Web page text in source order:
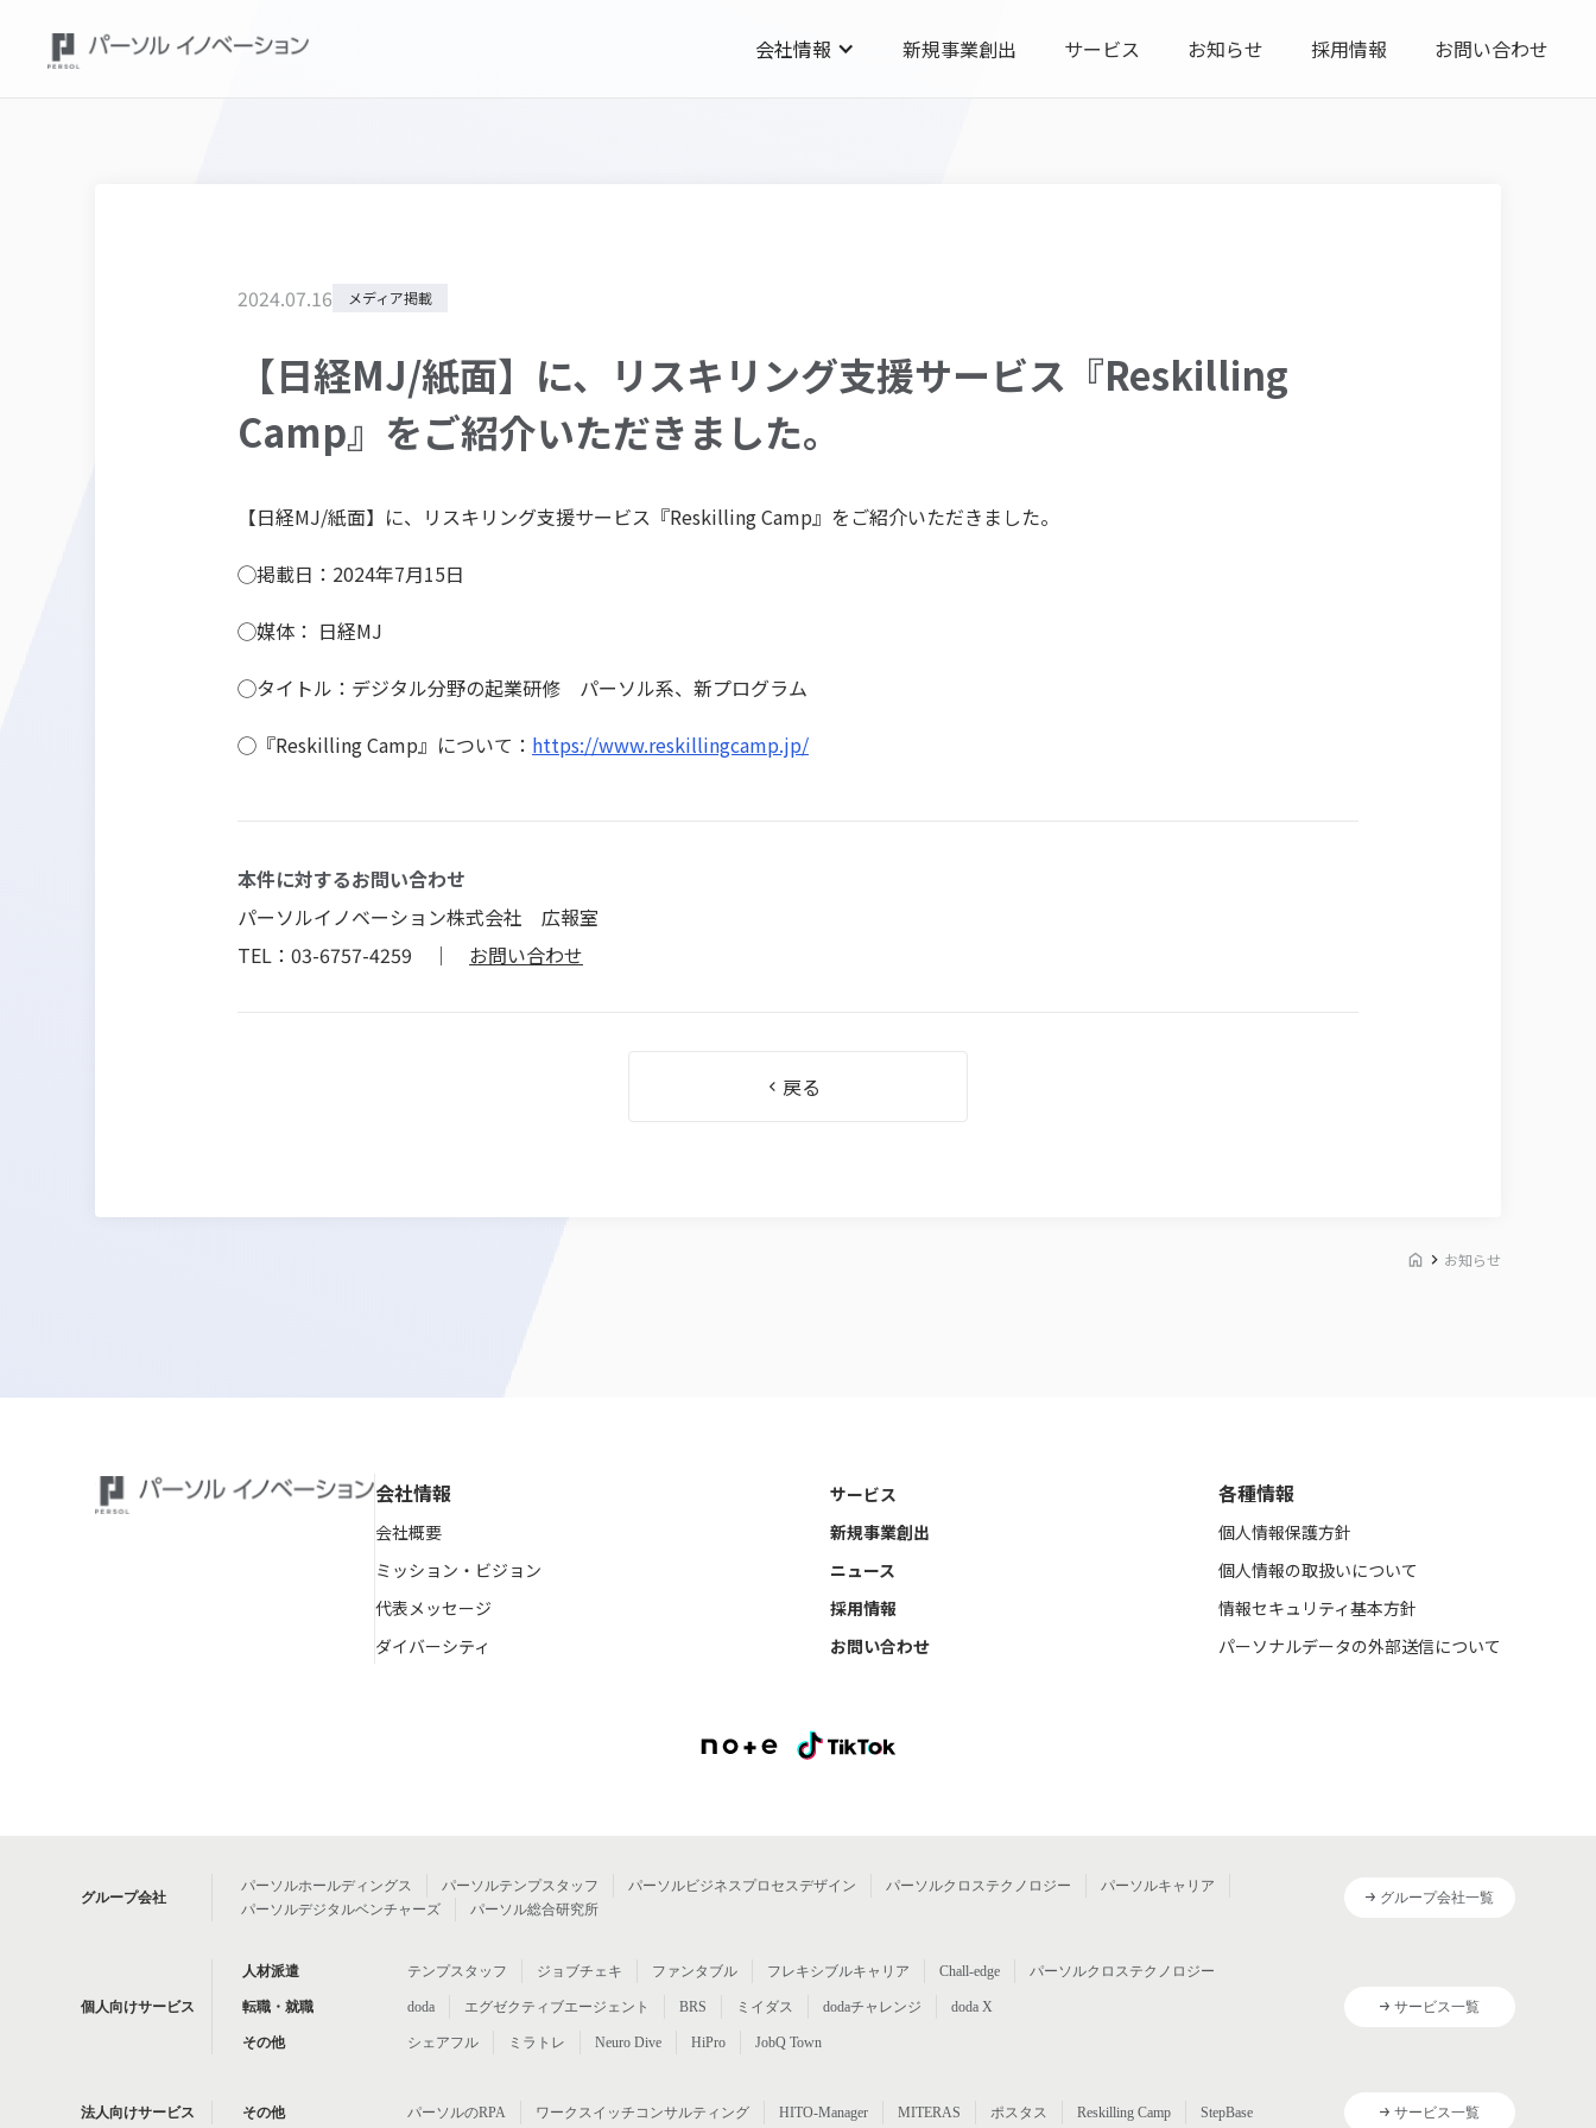
会社情報 新規事業創出 サービス お知らせ 採用情報 お問い合わせ
2024.07.16 メディア掲載
【日経MJ/紙面】に、リスキリング支援サービス『Reskilling
Camp』をご紹介いただきました。
【日経MJ/紙面】に、リスキリング支援サービス『Reskilling Camp』をご紹介いただきました。
◯掲載日：2024年7月15日
◯媒体： 日経MJ
◯タイトル：デジタル分野の起業研修 パーソル系、新プログラム
◯『Reskilling Camp』について： https://www.reskillingcamp.jp/
本件に対するお問い合わせ
パーソルイノベーション株式会社 広報室
TEL：03-6757-4259 ｜ お問い合わせ
戻る
お知らせ
会社情報
会社概要
ミッション・ビジョン
代表メッセージ
ダイバーシティ
サービス
新規事業創出
ニュース
採用情報
お問い合わせ
各種情報
個人情報保護方針
個人情報の取扱いについて
情報セキュリティ基本方針
パーソナルデータの外部送信について
グループ会社
パーソルホールディングス パーソルテンプスタッフ パーソルビジネスプロセスデザイン パーソルクロステクノロジー
パーソルキャリア
パーソルデジタルベンチャーズ
パーソル総合研究所
グループ会社一覧
個人向けサービス
人材派遣 テンプスタッフ ジョブチェキ ファンタブル フレキシブルキャリア Chall-edge パーソルクロステクノロジー
転職・就職 doda エグゼクティブエージェント BRS ミイダス dodaチャレンジ doda X
その他 シェアフル ミラトレ Neuro Dive HiPro JobQ Town
サービス一覧
法人向けサービス その他 パーソルのRPA ワークスイッチコンサルティング HITO-Manager MITERAS ポスタス Reskilling Camp StepBase サービス一覧